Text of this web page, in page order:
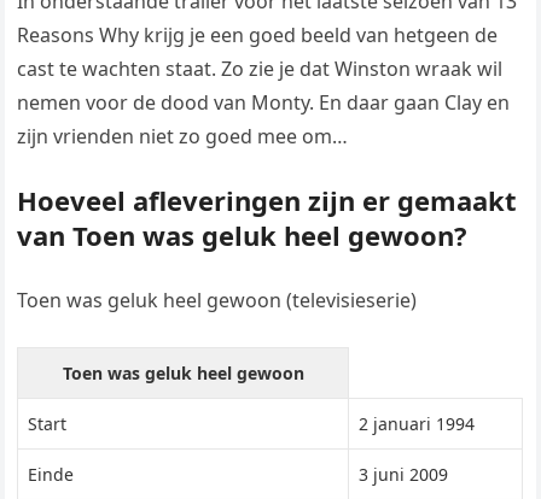
Reasons Why krijg je een goed beeld van hetgeen de
cast te wachten staat. Zo zie je dat Winston wraak wil
nemen voor de dood van Monty. En daar gaan Clay en
zijn vrienden niet zo goed mee om…
Hoeveel afleveringen zijn er gemaakt
van Toen was geluk heel gewoon?
Toen was geluk heel gewoon (televisieserie)
Toen was geluk heel gewoon
Start 2 januari 1994
Einde 3 juni 2009